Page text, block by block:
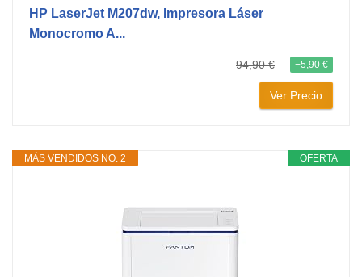
HP LaserJet M207dw, Impresora Láser
Monocromo A...
94,90 € −5,90 €
Ver Precio
OFERTA
MÁS VENDIDOS NO. 2